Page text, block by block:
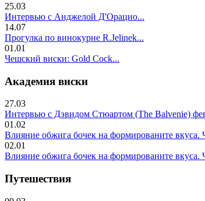
25.03
Интервью с Анджелой Д'Орацио...
14.07
Прогулка по винокурне R.Jelinek...
01.01
Чешский виски: Gold Cock...
Академия виски
27.03
Интервью с Дэвидом Стюартом (The Balvenie)
01.02
Влияние обжига бочек на формированите вкуса.
02.01
Влияние обжига бочек на формированите вкуса.
Путешествия